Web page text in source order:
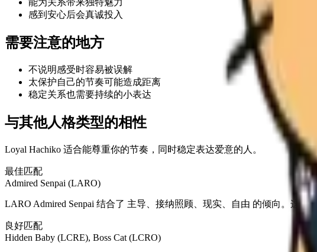
能为关系带来独特魅力
感到安心后会真诚投入
需要注意的地方
不说明感受时容易被误解
太保护自己的节奏可能造成距离
稳定关系也需要持续的小表达
与其他人格类型的相性
Loyal Hachiko 适合能尊重你的节奏，同时稳定表达爱意的人。
最佳匹配
Admired Senpai (LARO)
LARO Admired Senpai 结合了 主导、接纳照顾、现实、自由 的倾向。这
良好匹配
Hidden Baby (LCRE), Boss Cat (LCRO)